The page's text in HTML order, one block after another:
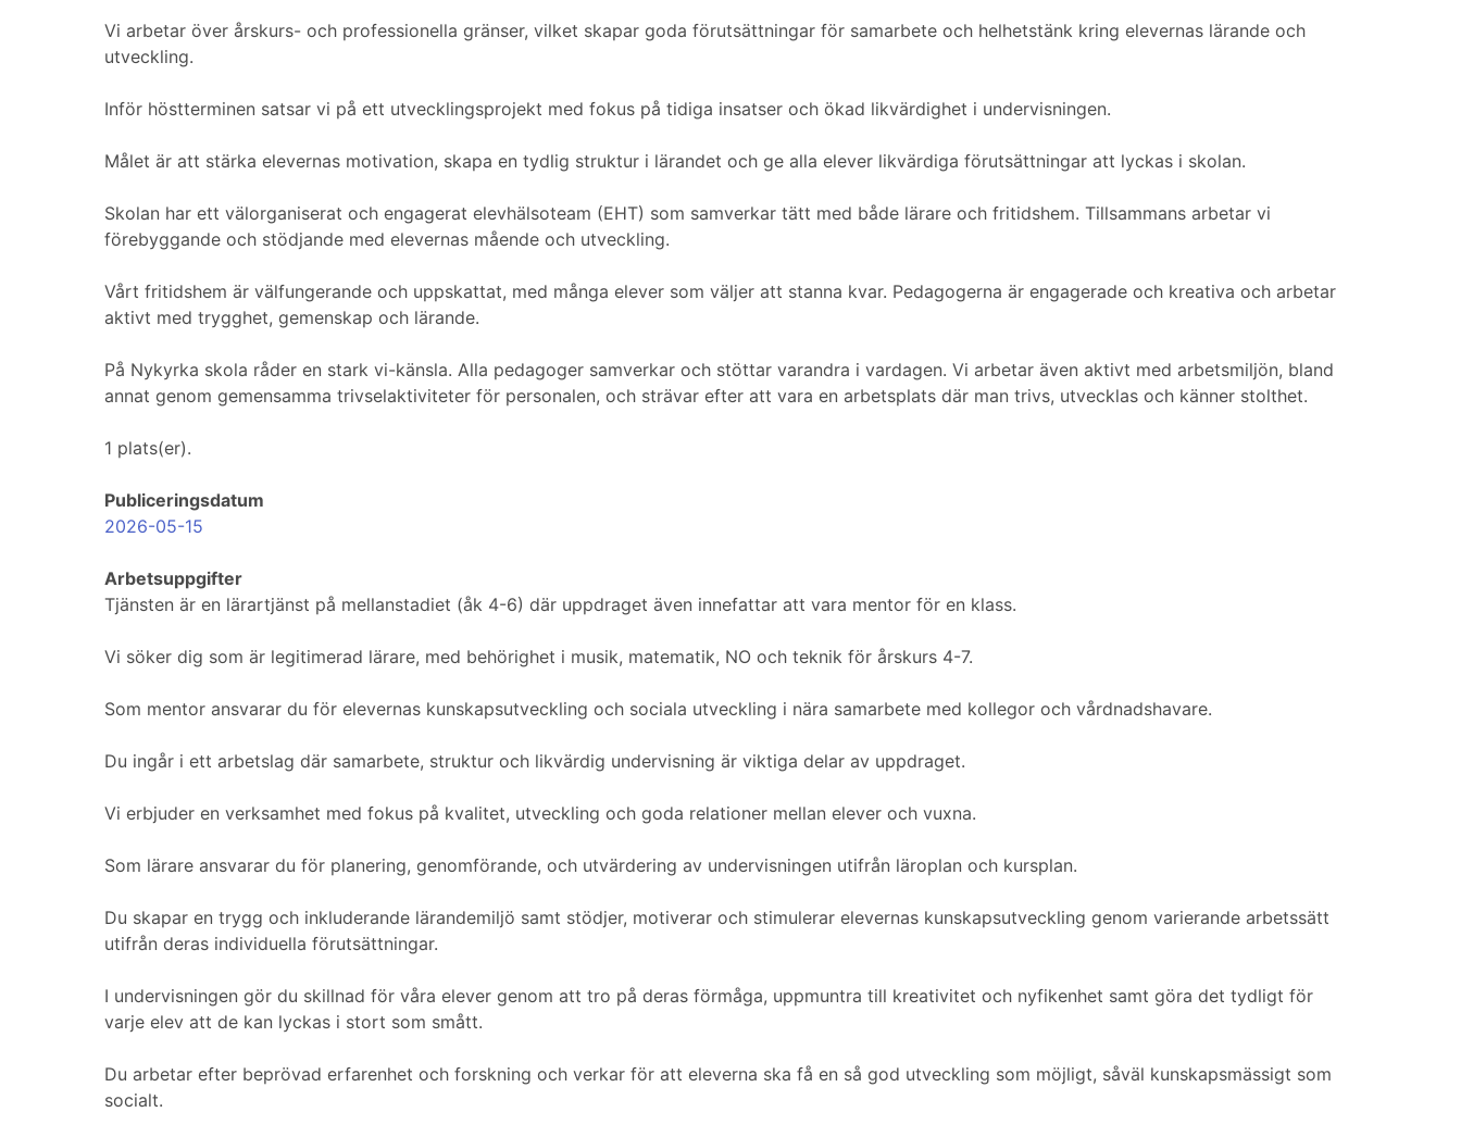
Vi arbetar över årskurs- och professionella gränser, vilket skapar goda förutsättningar för samarbete och helhetstänk kring elevernas lärande och
utveckling.
Inför höstterminen satsar vi på ett utvecklingsprojekt med fokus på tidiga insatser och ökad likvärdighet i undervisningen.
Målet är att stärka elevernas motivation, skapa en tydlig struktur i lärandet och ge alla elever likvärdiga förutsättningar att lyckas i skolan.
Skolan har ett välorganiserat och engagerat elevhälsoteam (EHT) som samverkar tätt med både lärare och fritidshem. Tillsammans arbetar vi
förebyggande och stödjande med elevernas mående och utveckling.
Vårt fritidshem är välfungerande och uppskattat, med många elever som väljer att stanna kvar. Pedagogerna är engagerade och kreativa och arbetar
aktivt med trygghet, gemenskap och lärande.
På Nykyrka skola råder en stark vi-känsla. Alla pedagoger samverkar och stöttar varandra i vardagen. Vi arbetar även aktivt med arbetsmiljön, bland
annat genom gemensamma trivselaktiviteter för personalen, och strävar efter att vara en arbetsplats där man trivs, utvecklas och känner stolthet.
1 plats(er).
Publiceringsdatum
2026-05-15
Arbetsuppgifter
Tjänsten är en lärartjänst på mellanstadiet (åk 4-6) där uppdraget även innefattar att vara mentor för en klass.
Vi söker dig som är legitimerad lärare, med behörighet i musik, matematik, NO och teknik för årskurs 4-7.
Som mentor ansvarar du för elevernas kunskapsutveckling och sociala utveckling i nära samarbete med kollegor och vårdnadshavare.
Du ingår i ett arbetslag där samarbete, struktur och likvärdig undervisning är viktiga delar av uppdraget.
Vi erbjuder en verksamhet med fokus på kvalitet, utveckling och goda relationer mellan elever och vuxna.
Som lärare ansvarar du för planering, genomförande, och utvärdering av undervisningen utifrån läroplan och kursplan.
Du skapar en trygg och inkluderande lärandemiljö samt stödjer, motiverar och stimulerar elevernas kunskapsutveckling genom varierande arbetssätt
utifrån deras individuella förutsättningar.
I undervisningen gör du skillnad för våra elever genom att tro på deras förmåga, uppmuntra till kreativitet och nyfikenhet samt göra det tydligt för
varje elev att de kan lyckas i stort som smått.
Du arbetar efter beprövad erfarenhet och forskning och verkar för att eleverna ska få en så god utveckling som möjligt, såväl kunskapsmässigt som
socialt.